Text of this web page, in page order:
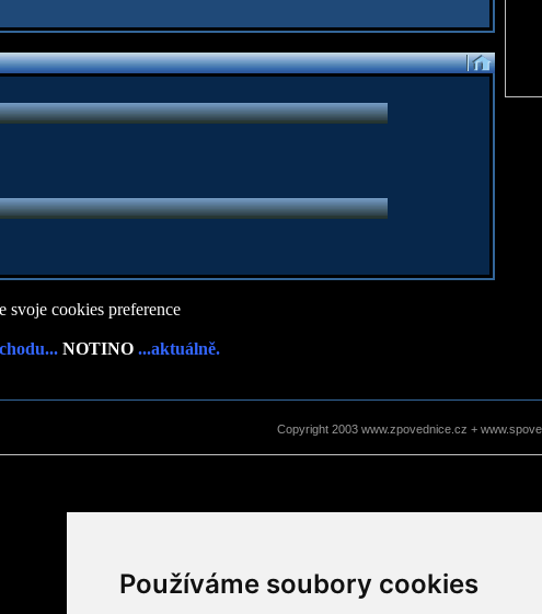
Používáme soubory cookies
svoje cookies preference
NOTINO ...aktuálně.
Copyright 2003 www.zpovednice.cz +